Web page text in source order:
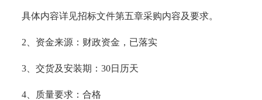
具体内容详见招标文件第五章采购内容及要求。
2、资金来源：财政资金，已落实
3、交货及安装期：30日历天
4、质量要求：合格